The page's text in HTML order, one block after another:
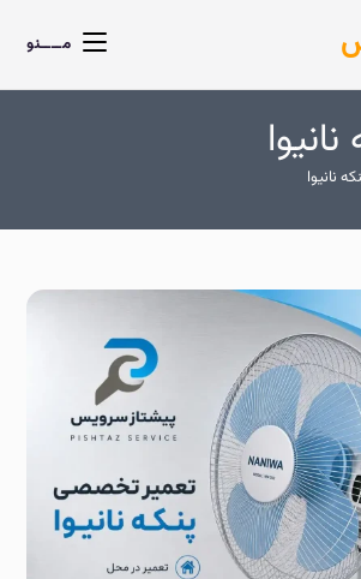
مــــنو
نانیوا